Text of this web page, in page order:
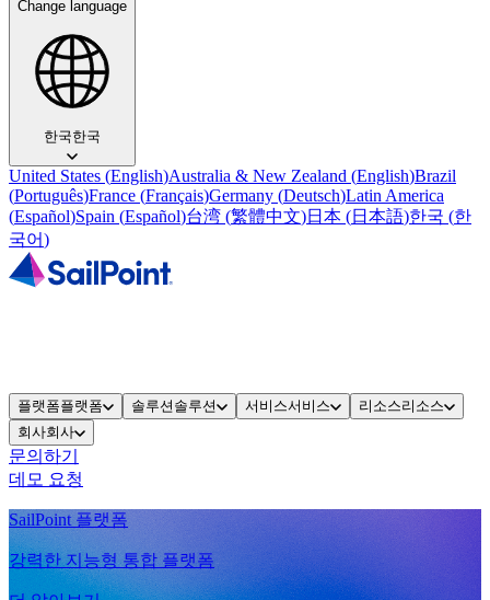
Change language
한국한국
United States (English)Australia & New Zealand (English)Brazil
(Português)France (Français)Germany (Deutsch)Latin America
(Español)Spain (Español)台湾 (繁體中文)日本 (日本語)한국 (한
국어)
플랫폼플랫폼 솔루션 솔루션 서비스서비스 리소스리소스
회사회사
문의하기
데모 요청
SailPoint 플랫폼
강력한 지능형 통합 플랫폼